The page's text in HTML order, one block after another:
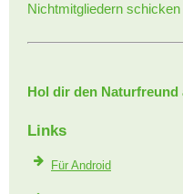
Nichtmitgliedern
Hol dir den Naturfreund
Links
Für Android